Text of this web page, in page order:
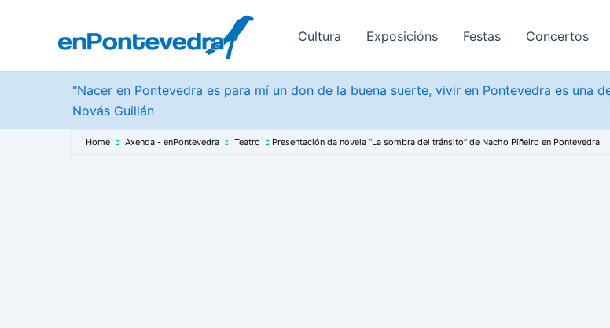
Cultura Exposicións Festas Concertos
"Nacer en Pontevedra es para mí un don de la buena suerte, vivir en Pontevedra es una
Novás Guillán
Home Axenda - enPontevedra Teatro Presentación da novela “La sombra del tránsito” de Nacho Piñeiro en Pontevedra